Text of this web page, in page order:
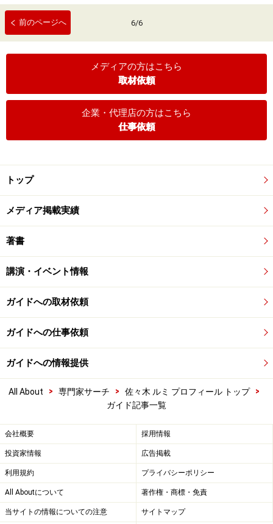
前のページへ 6/6
メディアの方はこちら
取材依頼
企業・代理店の方はこちら
仕事依頼
トップ
メディア掲載実績
著書
講演・イベント情報
ガイドへの取材依頼
ガイドへの仕事依頼
ガイドへの情報提供
All About > 専門家サーチ > 佐々木 ルミ プロフィール トップ
>
ガイド記事一覧
会社概要 採用情報
投資家情報 広告掲載
利用規約 プライバシーポリシー
All Aboutについて 著作権・商標・免責
当サイトの情報についての注意 サイトマップ